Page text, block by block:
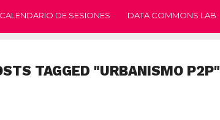
CALENDARIO DE SESIONES DATA COMMONS LAB
TAGGED "URBANISMO P2P"